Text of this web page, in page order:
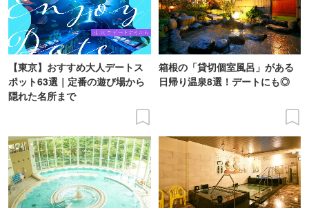
【東京】おすすめ大人デートス
ポット63選｜定番の遊び場から
隠れた名所まで
箱根の「貸切個室風呂」がある
日帰り温泉8選！デートにも◎